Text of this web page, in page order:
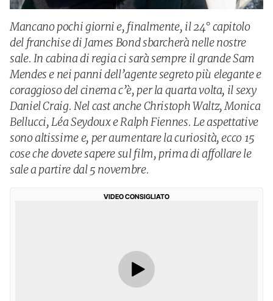
Mancano pochi giorni e, finalmente, il 24° capitolo
del franchise di James Bond sbarcherà nelle nostre
sale. In cabina di regia ci sarà sempre il grande Sam
Mendes e nei panni dell’agente segreto più elegante e
coraggioso del cinema c’è, per la quarta volta, il sexy
Daniel Craig. Nel cast anche Christoph Waltz, Monica
Bellucci, Léa Seydoux e Ralph Fiennes. Le aspettative
sono altissime e, per aumentare la curiosità, ecco 15
cose che dovete sapere sul film, prima di affollare le
sale a partire dal 5 novembre.
VIDEO CONSIGLIATO